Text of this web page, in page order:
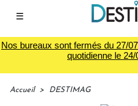
☰
Nos bureaux sont fermés du 27/
quotidienne le
Accueil > DESTIMAG